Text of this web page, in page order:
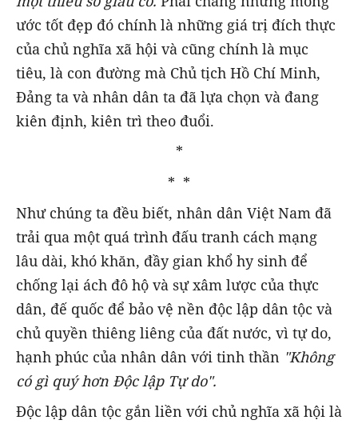
ước tốt đẹp đó chính là những giá trị đích thực
của chủ nghĩa xã hội và cũng chính là mục
tiêu, là con đường mà Chủ tịch Hồ Chí Minh,
Đảng ta và nhân dân ta đã lựa chọn và đang
kiên định, kiên trì theo đuổi.
*
* *
Như chúng ta đều biết, nhân dân Việt Nam đã
trải qua một quá trình đấu tranh cách mạng
lâu dài, khó khăn, đầy gian khổ hy sinh để
chống lại ách đô hộ và sự xâm lược của thực
dân, đế quốc để bảo vệ nền độc lập dân tộc và
chủ quyền thiêng liêng của đất nước, vì tự do,
hạnh phúc của nhân dân với tinh thần "Không
có gì quý hơn Độc lập Tự do".
Độc lập dân tộc gắn liền với chủ nghĩa xã hội là